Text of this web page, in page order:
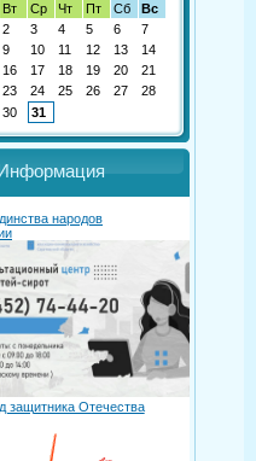
Вт Ср Чт Пт Сб
Вс
2 3 4 5 6
7
9 10 11 12 13
14
16 17 18 19 20
21
23 24 25 26 27
28
30 31